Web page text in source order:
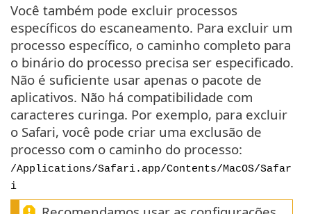
Você também pode excluir processos
específicos do escaneamento. Para excluir um
processo específico, o caminho completo para
o binário do processo precisa ser especificado.
Não é suficiente usar apenas o pacote de
aplicativos. Não há compatibilidade com
caracteres curinga. Por exemplo, para excluir
o Safari, você pode criar uma exclusão de
processo com o caminho do processo:
/Applications/Safari.app/Contents/MacOS/Safar
i